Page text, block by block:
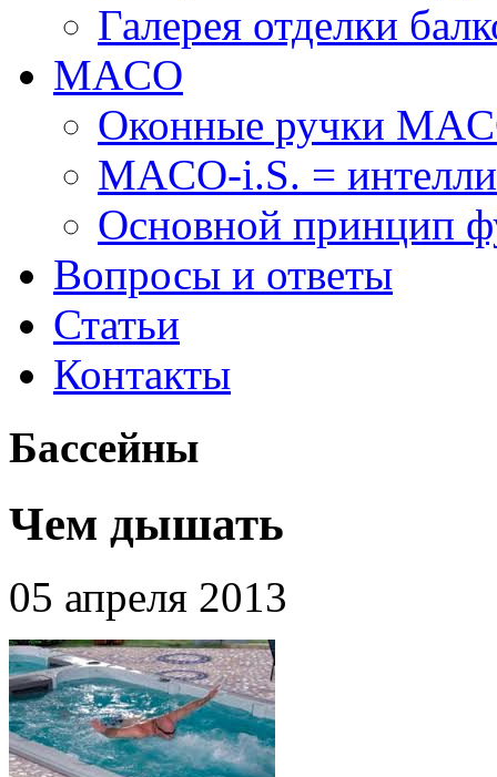
Галерея отделки
MACO
Оконные ручки
MACO-i.S. =
Основной принцип
Вопросы и ответы
Статьи
Контакты
Бассейны
Чем дышать
05 апреля 2013